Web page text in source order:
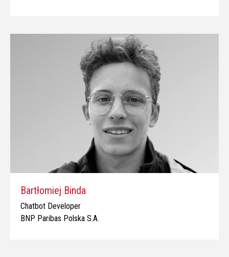
Bartłomiej Binda
Chatbot Developer
BNP Paribas Polska S.A.